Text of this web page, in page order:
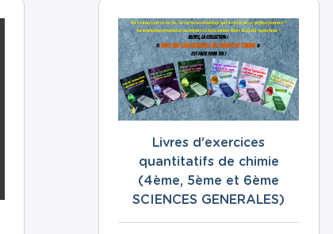
Livres d'exercices
quantitatifs de chimie
(4ème, 5ème et 6ème
SCIENCES GENERALES)